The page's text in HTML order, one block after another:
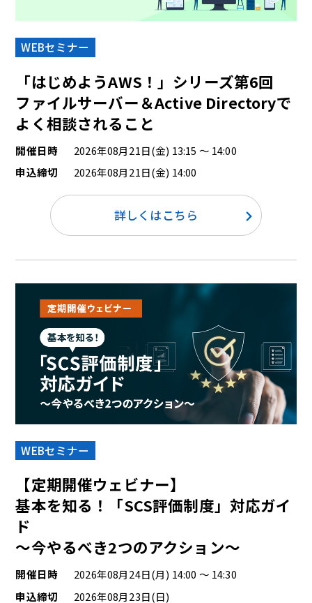
WEBセミナー
「はじめようAWS！」シリーズ第6回
ファイルサーバー＆Active Directoryで
よく相談されること
開催日時
2026年08月21日(金) 13:15 ～ 14:00
申込締切
2026年08月21日(金) 14:00
詳しくはこちら
WEBセミナー
【定期開催ウェビナー】
基本を知る！「SCS評価制度」対応ガイ
ド
〜今やるべき2つのアクション〜
開催日時
2026年08月24日(月) 14:00 ～ 14:30
申込締切
2026年08月23日(日)